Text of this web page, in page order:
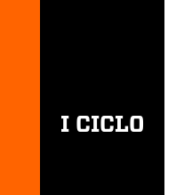
I CICLO